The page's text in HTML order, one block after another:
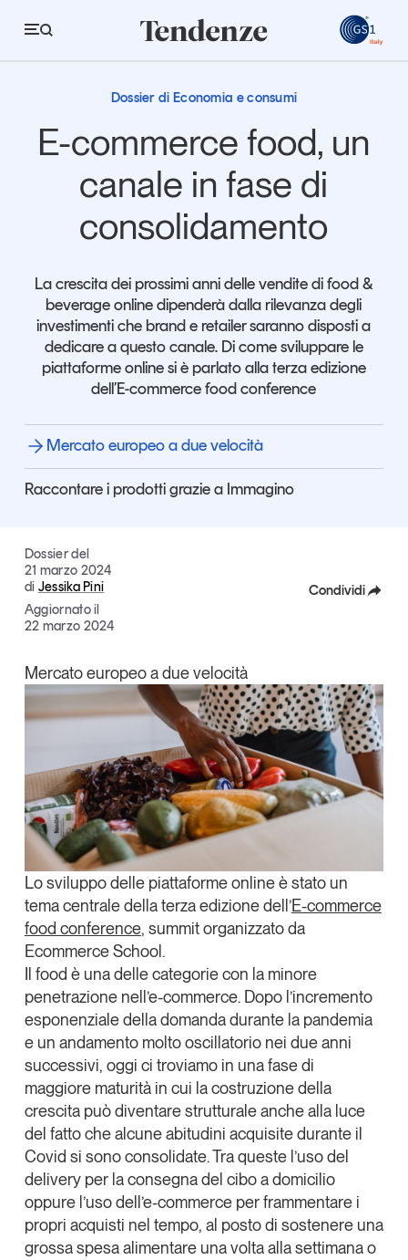
Tendenze
Mercato europeo a due velocità Mercato europeo a due velocità
Economia e consumi
Logistica
Retail e brand
Sostenibilità
Grandi temi
Articoli
Opinioni
Dossier
Comunicati stampa
Video
Podcast
Studi e ricerche
Tutti gli studi e le ricerche
Eventi e formazione
Tutti gli appuntamenti
Newsletter
Contatti
Tendenze Journal
La nostra newsletter nella tua email
Iscriviti
Un anno di
Tendenze2026
Leggi il magazine
Dossier di Economia e consumi
E-commerce food, un
canale in fase di
consolidamento
La crescita dei prossimi anni delle vendite di food &
beverage online dipenderà dalla rilevanza degli
investimenti che brand e retailer saranno disposti a
dedicare a questo canale. Di come sviluppare le
piattaforme online si è parlato alla terza edizione
dell’E-commerce food conference
Mercato europeo a due velocità
Raccontare i prodotti grazie a Immagino
Dossier del
21 marzo 2024
di Jessika Pini
Aggiornato il
22 marzo 2024
Condividi
Linkedin
Copia Link
Mercato europeo a due velocità
Lo sviluppo delle piattaforme online è stato un
tema centrale della terza edizione dell’E-commerce
food conference, summit organizzato da
Ecommerce School.
Il food è una delle categorie con la minore
penetrazione nell’e-commerce. Dopo l’incremento
esponenziale della domanda durante la pandemia
e un andamento molto oscillatorio nei due anni
successivi, oggi ci troviamo in una fase di
maggiore maturità in cui la costruzione della
crescita può diventare strutturaleanche alla luce
del fatto che alcune abitudini acquisite durante il
Covid si sono consolidate. Tra queste l’uso del
delivery per la consegna del cibo a domicilio
oppure l’uso dell’e-commerce per frammentare i
propri acquisti nel tempo, al posto di sostenere una
grossa spesa alimentare una volta alla settimana o